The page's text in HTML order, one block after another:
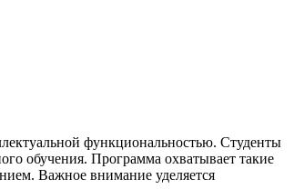
функциональностью. Студенты
обучения. Программа охватывает такие
Важное внимание уделяется